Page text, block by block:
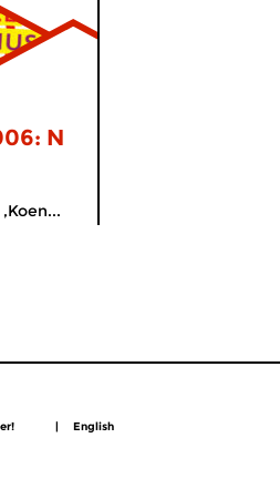
N
| English